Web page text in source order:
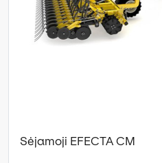
Sėjamoji EFECTA CM